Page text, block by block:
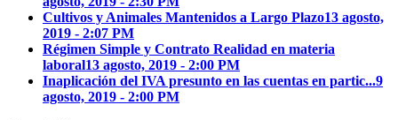
Cultivos y Animales Mantenidos a Largo Plazo13 agosto,
2019 - 2:07 PM
Régimen Simple y Contrato Realidad en materia
laboral13 agosto, 2019 - 2:00 PM
Inaplicación del IVA presunto en las cuentas en partic...9
agosto, 2019 - 2:00 PM